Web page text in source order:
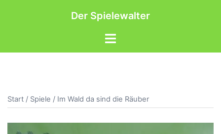
Der Spielewalter
Menü
Start / Spiele / Im Wald da sind die Räuber